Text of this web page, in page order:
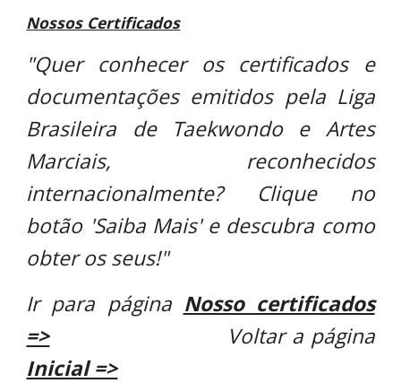
Nossos Certificados
"Quer conhecer os certificados e
documentações emitidos pela Liga
Brasileira de Taekwondo e Artes
Marciais, reconhecidos
internacionalmente? Clique no
botão 'Saiba Mais' e descubra como
obter os seus!"
Ir para página Nosso certificados
=>
Voltar a página
Inicial =>